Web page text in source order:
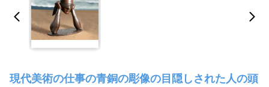
現代美術の仕事の青銅の彫像の目隠しされた人の頭